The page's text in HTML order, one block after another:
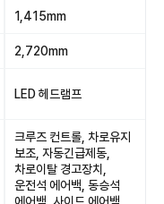
1,415mm
2,720mm
LED 헤드램프
크루즈 컨트롤, 차로유지
보조, 자동긴급제동,
차로이탈 경고장치,
운전석 에어백, 동승석